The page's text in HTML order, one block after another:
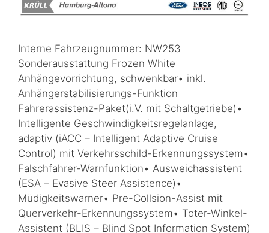
Interne Fahrzeugnummer: NW253
Sonderausstattung Frozen White
Anhängevorrichtung, schwenkbar• inkl.
Anhängerstabilisierungs-Funktion
Fahrerassistenz-Paket(i.V. mit Schaltgetriebe)•
Intelligente Geschwindigkeitsregelanlage,
adaptiv (iACC – Intelligent Adaptive Cruise
Control) mit Verkehrsschild-Erkennungssystem•
Falschfahrer-Warnfunktion• Ausweichassistent
(ESA – Evasive Steer Assistence)•
Müdigkeitswarner• Pre-Collsion-Assist mit
Querverkehr-Erkennungssystem• Toter-Winkel-
Assistent (BLIS – Blind Spot Information System)